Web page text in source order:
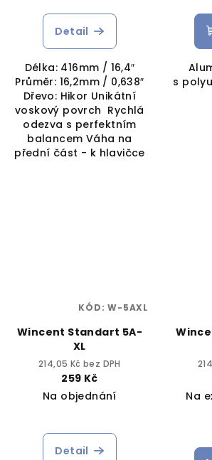
Detail
Délka: 416mm / 16,4″
Průměr: 16,2mm / 0,638″
Dřevo: Hikor Unikátní
voskový povrch Rychlá
odezva s perfektním
balancem Váha na
přední část - k hlavičce
s
Wincent Standart 5A-
XL
214,05 Kč bez DPH
259 Kč
Na objednání
Detail
KÓD:W-5AXL
Na